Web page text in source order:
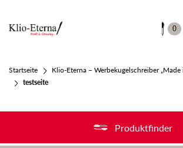
0
Startseite
Klio-Eterna – Werbekugelschreiber „Made
testseite
Produktfinder